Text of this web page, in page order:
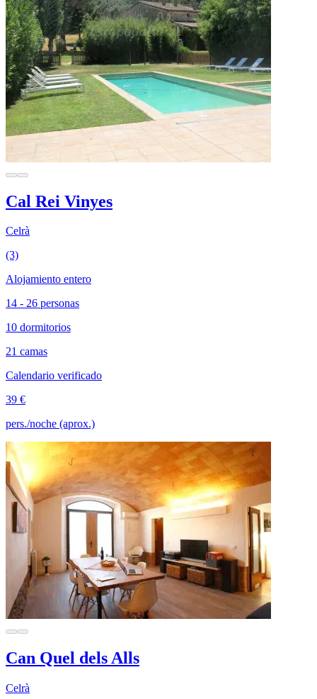
Cal Rei Vinyes
Celrà
(3)
Alojamiento entero
14 - 26 personas
10 dormitorios
21 camas
Calendario verificado
39 €
pers./noche (aprox.)
Can Quel dels Alls
Celrà